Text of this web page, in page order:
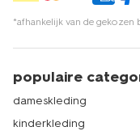
eenvoudig in je
bij je thuis. Hoef jij
kortste keren een
*afhankelijk van de
populaire
dameskleding
kinderkleding